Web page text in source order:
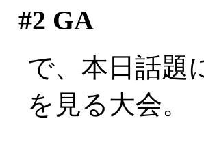
#2 GA
で、本日話題
を見る大会。